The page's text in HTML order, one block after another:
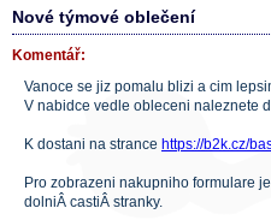
Nové týmové oblečení
Komentář:
Vanoce se jiz pomalu blizi a cim
V nabidce vedle obleceni naleznete
K dostani na strance https://b2k.cz/
Pro zobrazeni nakupniho formulare
dolniÂ castiÂ stranky.